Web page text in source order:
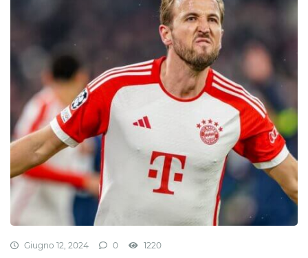
Giugno 12, 2024 0 1220